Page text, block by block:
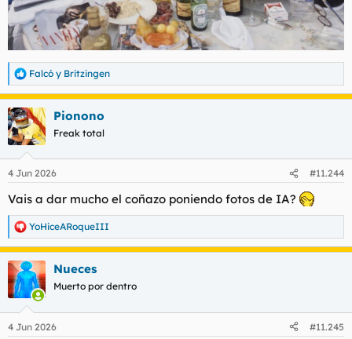
R
e
a
c
c
i
e
:
Falcó y Britzingen
Pionono
Freak total
4 Jun 2026 #11.244
Vais a dar mucho el coñazo poniendo fotos de IA?
R
e
c
c
i
e
YoHiceARoqueIII
Nueces
Muerto por dentro
4 Jun 2026 #11.245